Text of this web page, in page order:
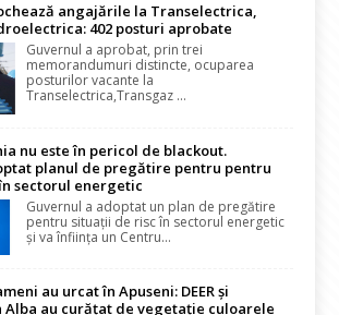
angajările la Transelectrica,
402 posturi aprobate
Guvernul a aprobat, prin trei
memorandumuri distincte, ocuparea
posturilor vacante la
Transelectrica,Transgaz ...
nu este în pericol de blackout.
planul de pregătire pentru pentru
sectorul energetic
Guvernul a adoptat un plan de pregătire
pentru situații de risc în sectorul energetic
și va înființa un Centru...
au urcat în Apuseni: DEER și
au curățat de vegetație culoarele